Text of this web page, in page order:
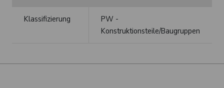
Klassifizierung
PW -
Konstruktionsteile/Baugruppen